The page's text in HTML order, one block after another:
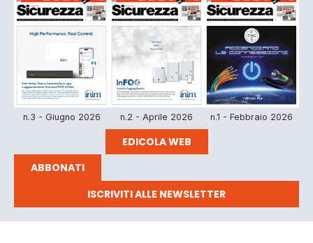
n.3 - Giugno 2026 n.2 - Aprile 2026 n.1 - Febbraio 2026
EDICOLA WEB
ABBONATI
ISCRIVITI ALLE NEWSLETTER